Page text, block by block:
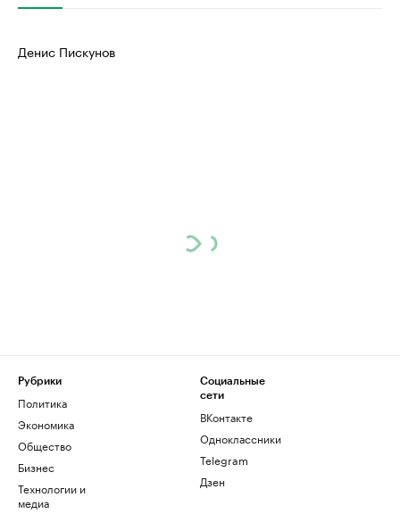
Денис Пискунов
Рубрики
Политика
Экономика
Общество
Бизнес
Технологии и
медиа
Социальные
сети
ВКонтакте
Одноклассники
Telegram
Дзен